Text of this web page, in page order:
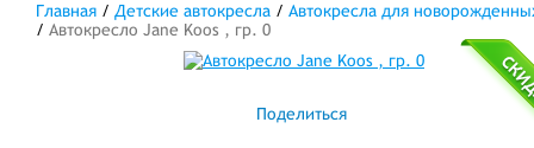
Главная / Детские автокресла / Автокресла для
/ Автокресло Jane Koos , гр. 0
Поделиться